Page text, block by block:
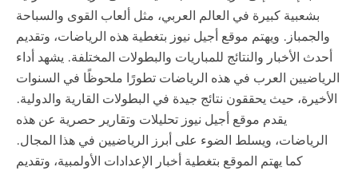
بشعبية كبيرة في العالم العربي، مثل ألعاب القوى والسباحة
والجمباز. ويهتم موقع أجيل نيوز بتغطية هذه الرياضات، وتقديم
أحدث الأخبار والنتائج للمباريات والبطولات المختلفة. يشهد أداء
الرياضيين العرب في هذه الرياضات تطورًا ملحوظًا في السنوات
الأخيرة، حيث يحققون نتائج جيدة في البطولات القارية والدولية.
يقدم موقع أجيل نيوز تحليلات وتقارير حصرية عن هذه
الرياضات، ويسلط الضوء على أبرز الرياضيين في هذا المجال.
كما يهتم الموقع بتغطية أخبار الإعدادات الأولمبية، وتقديم